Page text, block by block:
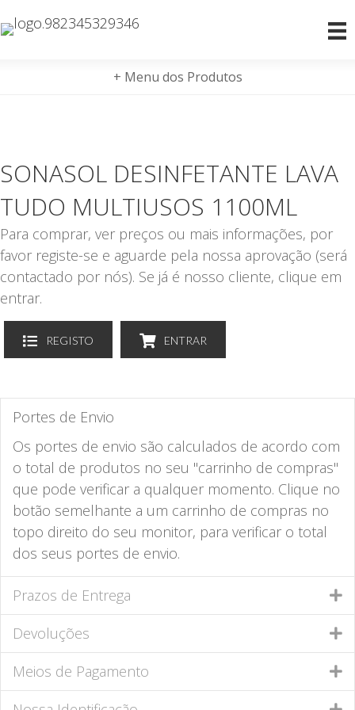
+ Menu dos Produtos
SONASOL DESINFETANTE LAVA
TUDO MULTIUSOS 1100ML
Para comprar, ver preços ou mais informações, por
favor registe-se e aguarde pela nossa aprovação (será
contactado por nós). Se já é nosso cliente, clique em
entrar.
REGISTO ENTRAR
Portes de Envio
Os portes de envio são calculados de acordo com
o total de produtos no seu "carrinho de compras"
que pode verificar a qualquer momento. Clique no
botão semelhante a um carrinho de compras no
topo direito do seu monitor, para verificar o total
dos seus portes de envio.
Prazos de Entrega
Devoluções
Meios de Pagamento